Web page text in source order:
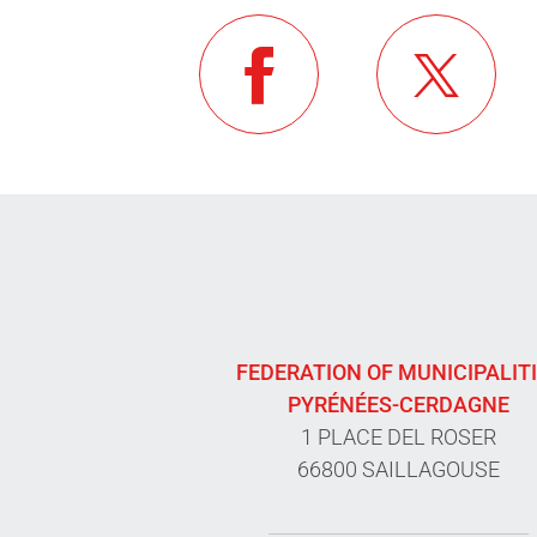
FEDERATION OF
PYRÉNÉES-CERDAGNE
1 PLACE DEL ROSER
66800 SAILLAGOUSE